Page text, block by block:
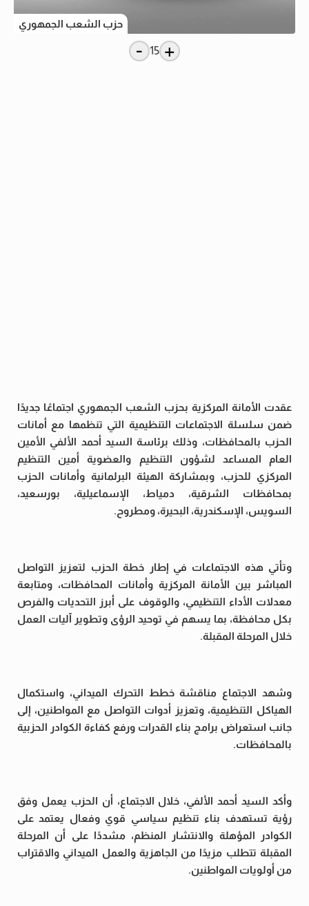
حزب الشعب الجمهوري
+
15
-
عقدت الأمانة المركزية بحزب الشعب الجمهوري اجتماعًا جديدًا
ضمن سلسلة الاجتماعات التنظيمية التي تنظمها مع أمانات
الحزب بالمحافظات، وذلك برئاسة السيد أحمد الألفي الأمين
العام المساعد لشؤون التنظيم والعضوية أمين التنظيم
المركزي للحزب، وبمشاركة الهيئة البرلمانية وأمانات الحزب
بمحافظات الشرقية، دمياط، الإسماعيلية، بورسعيد،
السويس، الإسكندرية، البحيرة، ومطروح.
وتأتي هذه الاجتماعات في إطار خطة الحزب لتعزيز التواصل
المباشر بين الأمانة المركزية وأمانات المحافظات، ومتابعة
معدلات الأداء التنظيمي، والوقوف على أبرز التحديات والفرص
بكل محافظة، بما يسهم في توحيد الرؤى وتطوير آليات العمل
خلال المرحلة المقبلة.
وشهد الاجتماع مناقشة خطط التحرك الميداني، واستكمال
الهياكل التنظيمية، وتعزيز أدوات التواصل مع المواطنين، إلى
جانب استعراض برامج بناء القدرات ورفع كفاءة الكوادر الحزبية
بالمحافظات.
وأكد السيد أحمد الألفي، خلال الاجتماع، أن الحزب يعمل وفق
رؤية تستهدف بناء تنظيم سياسي قوي وفعال يعتمد على
الكوادر المؤهلة والانتشار المنظم، مشددًا على أن المرحلة
المقبلة تتطلب مزيدًا من الجاهزية والعمل الميداني والاقتراب
من أولويات المواطنين.